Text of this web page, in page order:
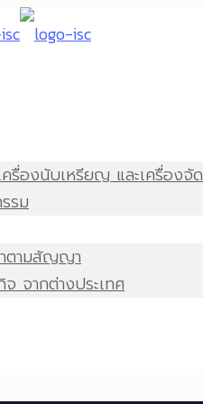
รื่องนับเหรียญ และเครื่องจั
รม
ตามสัญญา
จ จากต่างประเทศ